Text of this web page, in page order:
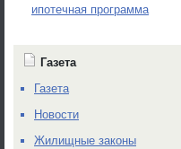
ипотечная программа
Газета
Газета
Новости
Жилищные законы